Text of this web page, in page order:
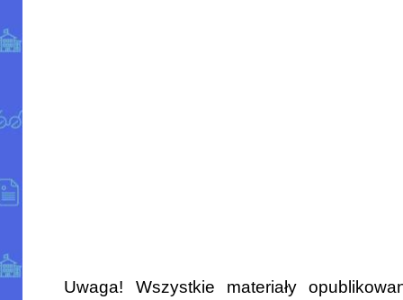
Uwaga! Wszystkie materiały